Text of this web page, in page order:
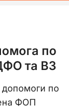
по
та ВЗ
допомоги по
ФОП